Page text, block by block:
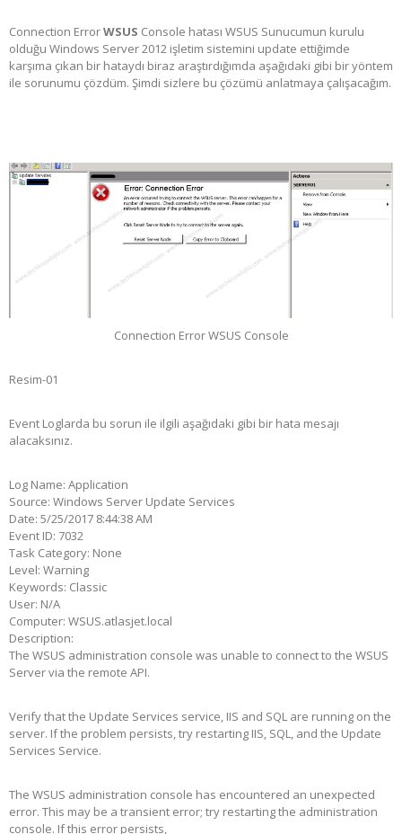
Connection ErrorWSUS Console hatası WSUS Sunucumun kurulu
olduğu Windows Server 2012 işletim sistemini update ettiğimde
karşıma çıkan bir hataydı biraz araştırdığımda aşağıdaki gibi bir yöntem
ile sorunumu çözdüm. Şimdi sizlere bu çözümü anlatmaya çalışacağım.
Connection Error WSUS Console
Resim-01
Event Loglarda bu sorun ile ilgili aşağıdaki gibi bir hata mesajı
alacaksınız.
Log Name: Application
Source: Windows Server Update Services
Date: 5/25/2017 8:44:38 AM
Event ID: 7032
Task Category: None
Level: Warning
Keywords: Classic
User: N/A
Computer: WSUS.atlasjet.local
Description:
The WSUS administration console was unable to connect to the WSUS
Server via the remote API.
Verify that the Update Services service, IIS and SQL are running on the
server. If the problem persists, try restarting IIS, SQL, and the Update
Services Service.
The WSUS administration console has encountered an unexpected
error. This may be a transient error; try restarting the administration
console. If this error persists,